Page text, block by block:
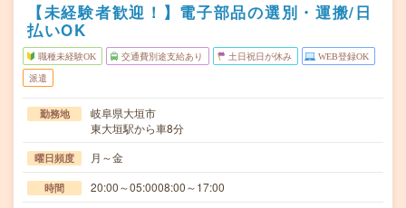
【未経験者歓迎！】電子部品の選別・運搬/日
払いOK
職種未経験OK 交通費別途支給あり 土日祝日が休み WEB登録OK
派遣
勤務地
岐阜県大垣市
東大垣駅から車8分
曜日頻度 月～金
時間 20:00～05:0008:00～17:00